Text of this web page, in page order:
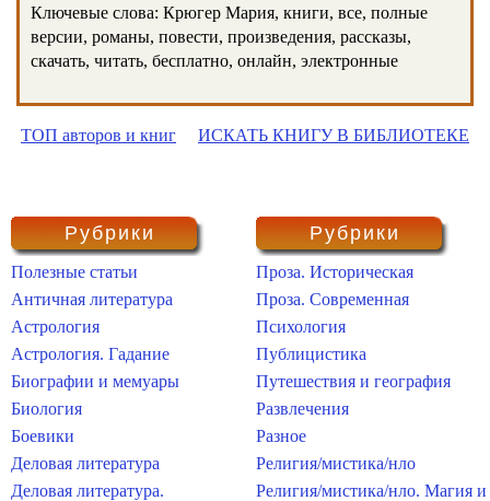
Ключевые слова: Крюгер Мария, книги, все, полные
версии, романы, повести, произведения, рассказы,
скачать, читать, бесплатно, онлайн, электронные
ТОП авторов и книг ИСКАТЬ КНИГУ В БИБЛИОТЕКЕ
Рубрики
Полезные статьи
Античная литература
Астрология
Астрология. Гадание
Биографии и мемуары
Биология
Боевики
Деловая литература
Деловая литература.
Рубрики
Проза. Историческая
Проза. Современная
Психология
Публицистика
Путешествия и география
Развлечения
Разное
Религия/мистика/нло
Религия/мистика/нло. Магия и